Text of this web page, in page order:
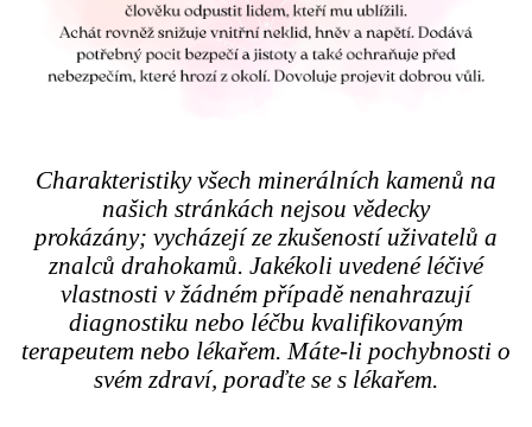
Charakteristiky všech minerálních kamenů na
našich stránkách nejsou vědecky
prokázány; vycházejí ze zkušeností uživatelů a
znalců drahokamů. Jakékoli uvedené léčivé
vlastnosti v žádném případě nenahrazují
diagnostiku nebo léčbu kvalifikovaným
terapeutem nebo lékařem. Máte-li pochybnosti o
svém zdraví, poraďte se s lékařem.